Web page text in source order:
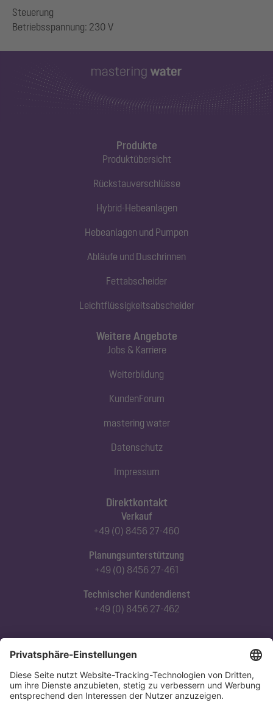
Steuerung
Produkte
Produktübersicht
Rückstauverschlüsse
Hybrid-Hebeanlagen
Hebeanlagen und Pumpen
Abläufe und Duschrinnen
Fettabscheider
Leichtflüssigkeitsabscheider
Direktkontakt
Verkauf
+49 (0) 8456 27-460
Planungsunterstützung
+49 (0) 8456 27-461
Technischer Kundendienst
+49 (0) 8456 27-462
Abonnieren Sie unseren Newsletter
Jetzt anmelden
Weitere Angebote
Jobs & Karriere
Weiterbildung
KundenForum
mastering water
Datenschutz
Impressum